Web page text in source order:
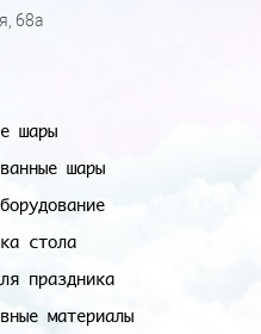
шары
шары
стола
праздника
материалы
68а